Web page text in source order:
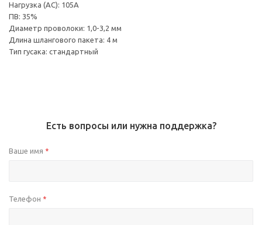
Нагрузка (AC): 105А
ПВ: 35%
Диаметр проволоки: 1,0-3,2 мм
Длина шлангового пакета: 4 м
Тип гусака: стандартный
Есть вопросы или нужна поддержка?
Ваше имя *
Телефон *